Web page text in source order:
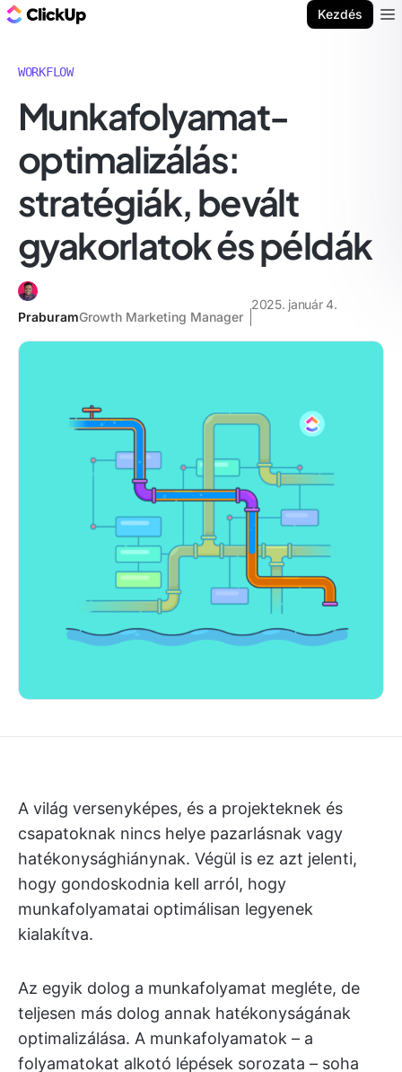
Kezdés
WORKFLOW
Munkafolyamat-
optimalizálás:
stratégiák, bevált
gyakorlatok és példák
PraburamGrowth Marketing Manager
2025. január 4.
A világ versenyképes, és a projekteknek és
csapatoknak nincs helye pazarlásnak vagy
hatékonysághiánynak. Végül is ez azt jelenti,
hogy gondoskodnia kell arról, hogy
munkafolyamatai optimálisan legyenek
kialakítva.
Az egyik dolog a munkafolyamat megléte, de
teljesen más dolog annak hatékonyságának
optimalizálása. A munkafolyamatok – a
folyamatokat alkotó lépések sorozata – soha